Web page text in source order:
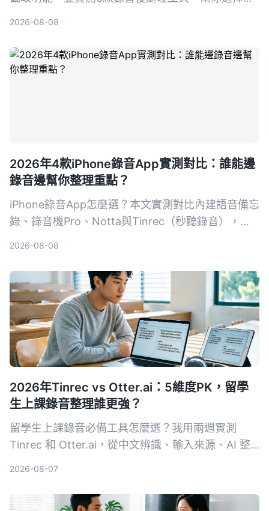
2026-08-08
2026年4款iPhone錄音App實測對比：誰能邊
錄音邊幫你整理重點？
iPhone錄音App怎麼選？本文實測對比內建語音備忘
錄、錄音機Pro、Notta與Tinrec（秒聽錄音），從
2026-08-08
2026年Tinrec vs Otter.ai：5維度PK，留學
生上課錄音整理誰更強？
留學生上課錄音必備工具怎麼選？我用兩週實測
Tinrec 和 Otter.ai，從中文辨識、輸入來源、AI 整
2026-08-07